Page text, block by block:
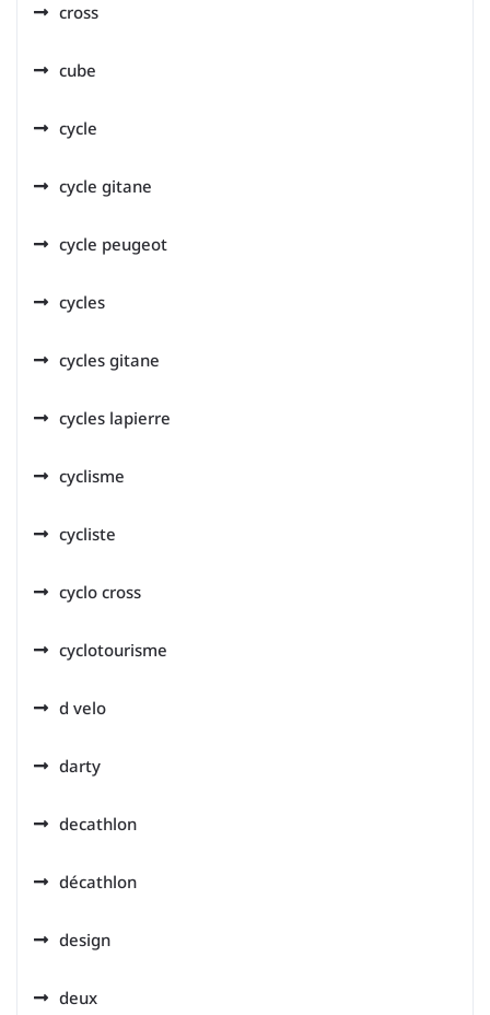
cross
cube
cycle
cycle gitane
cycle peugeot
cycles
cycles gitane
cycles lapierre
cyclisme
cycliste
cyclo cross
cyclotourisme
d velo
darty
decathlon
décathlon
design
deux